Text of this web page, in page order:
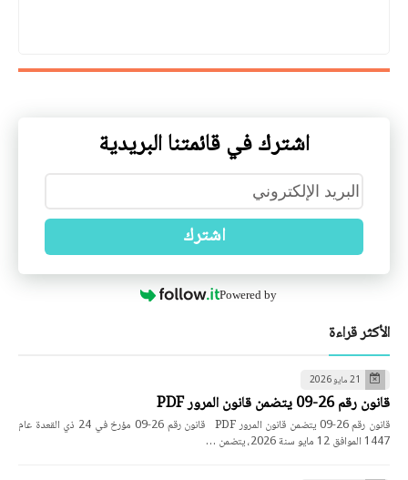
اشترك في قائمتنا البريدية
اشترك
Powered by
الأكثر قراءة
21 مايو 2026
قانون رقم 26-09 يتضمن قانون المرور PDF
قانون رقم 26-09 يتضمن قانون المرور PDF قانون رقم 26-09 مؤرخ في 24 ذي القعدة عام
1447 الموافق 12 مايو سنة 2026، يتضمن …